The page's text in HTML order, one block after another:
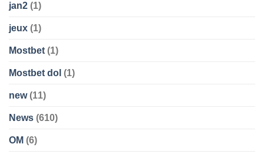
jan2 (1)
jeux (1)
Mostbet (1)
Mostbet dol (1)
new(11)
News (610)
OM (6)